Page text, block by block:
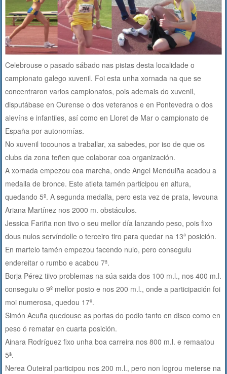
Celebrouse o pasado sábado nas pistas desta localidade o
campionato galego xuvenil. Foi esta unha xornada na que se
concentraron varios campionatos, pois ademais do xuvenil,
disputábase en Ourense o dos veteranos e en Pontevedra o dos
alevíns e infantiles, así como en Lloret de Mar o campionato de
España por autonomías.
No xuvenil tocounos a traballar, xa sabedes, por iso de que os
clubs da zona teñen que colaborar coa organización.
A xornada empezou coa marcha, onde Angel Menduiña acadou a
medalla de bronce. Este atleta tamén participou en altura,
quedando 5º. A segunda medalla, pero esta vez de prata, levouna
Ariana Martínez nos 2000 m. obstáculos.
Jessica Fariña non tivo o seu mellor día lanzando peso, pois fixo
dous nulos servíndolle o terceiro tiro para quedar na 13ª posición.
En martelo tamén empezou facendo nulo, pero conseguiu
endereitar o rumbo e acabou 7ª.
Borja Pérez tiivo problemas na súa saida dos 100 m.l., nos 400 m.l.
conseguiu o 9º mellor posto e nos 200 m.l., onde a participación foi
moi numerosa, quedou 17º.
Simón Acuña quedouse as portas do podio tanto en disco como en
peso ó rematar en cuarta posición.
Ainara Rodríguez fixo unha boa carreira nos 800 m.l. e remaatou
5ª.
Nerea Outeiral participou nos 200 m.l., pero non logrou meterse na